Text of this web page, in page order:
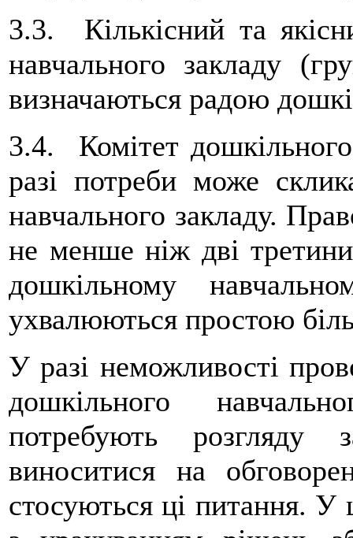
3.3. Кількісний та
навчального закладу
визначаються радою
3.4. Комітет
разі потреби може
навчального закладу.
не менше ніж дві третини
дошкільному
ухвалюються простою
У разі неможливості
дошкільного
потребують розгляду
виноситися на
стосуються ці питання. У